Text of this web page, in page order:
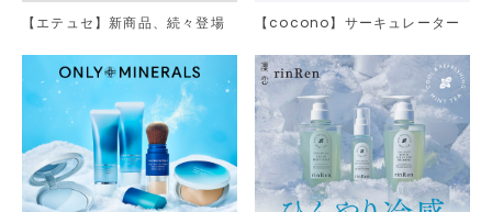
【エテュセ】新商品、続々登場 【cocono】サーキュレーター